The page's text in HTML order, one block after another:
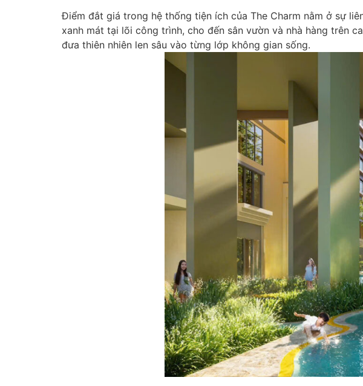
Điểm đắt giá trong hệ thống tiện ích của The Charm nằm ở sự
xanh mát tại lõi công trình, cho đến sân vườn và nhà hàng trên
đưa thiên nhiên len sâu vào từng lớp không gian sống.